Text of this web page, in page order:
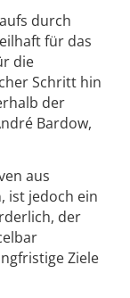
durch
für das
die
Schritt hin
der
Bardow,
aus
ist jedoch ein
der
Ziele